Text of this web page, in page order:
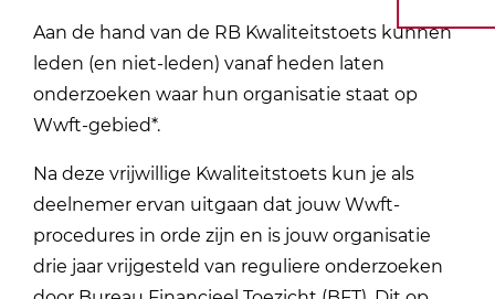
Aan de hand van de RB Kwaliteitstoets kunnen
leden (en niet-leden) vanaf heden laten
onderzoeken waar hun organisatie staat op
Wwft-gebied*.
Na deze vrijwillige Kwaliteitstoets kun je als
deelnemer ervan uitgaan dat jouw Wwft-
procedures in orde zijn en is jouw organisatie
drie jaar vrijgesteld van reguliere onderzoeken